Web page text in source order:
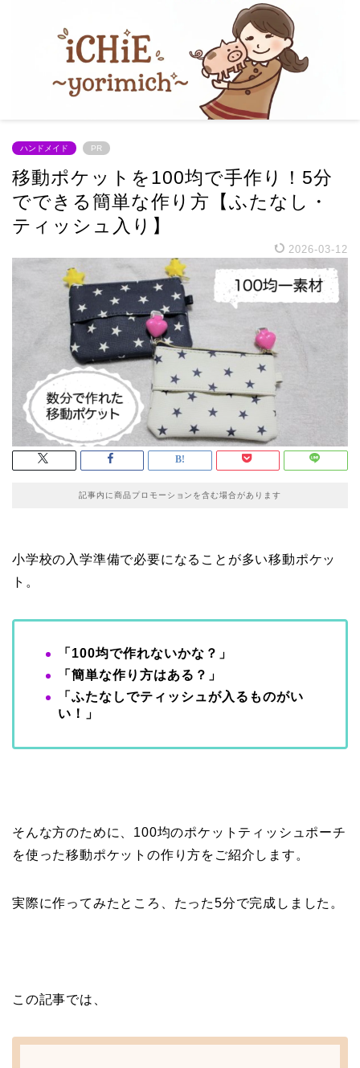
ハンドメイド PR
移動ポケットを100均で手作り！5分
でできる簡単な作り方【ふたなし・
ティッシュ入り】
2026-03-12
記事内に商品プロモーションを含む場合があります
小学校の入学準備で必要になることが多い移動ポケッ
ト。
「100均で作れないかな？」
「簡単な作り方はある？」
「ふたなしでティッシュが入るものがい
い！」
そんな方のために、100均のポケットティッシュポーチ
を使った移動ポケットの作り方をご紹介します。
実際に作ってみたところ、たった5分で完成しました。
この記事では、